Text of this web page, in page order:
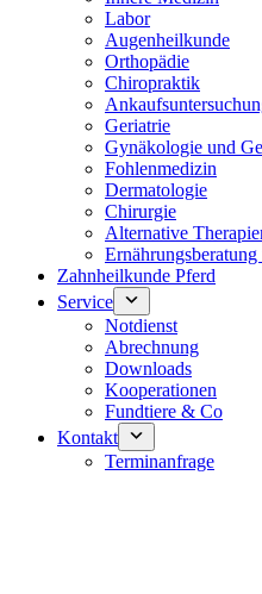
Labor
Augenheilkunde
Orthopädie
Chiropraktik
Geriatrie
Gynäkologie und
Fohlenmedizin
Dermatologie
Chirurgie
Alternative
Zahnheilkunde Pferd
Service
Notdienst
Abrechnung
Downloads
Kooperationen
Fundtiere & Co
Kontakt
Terminanfrage